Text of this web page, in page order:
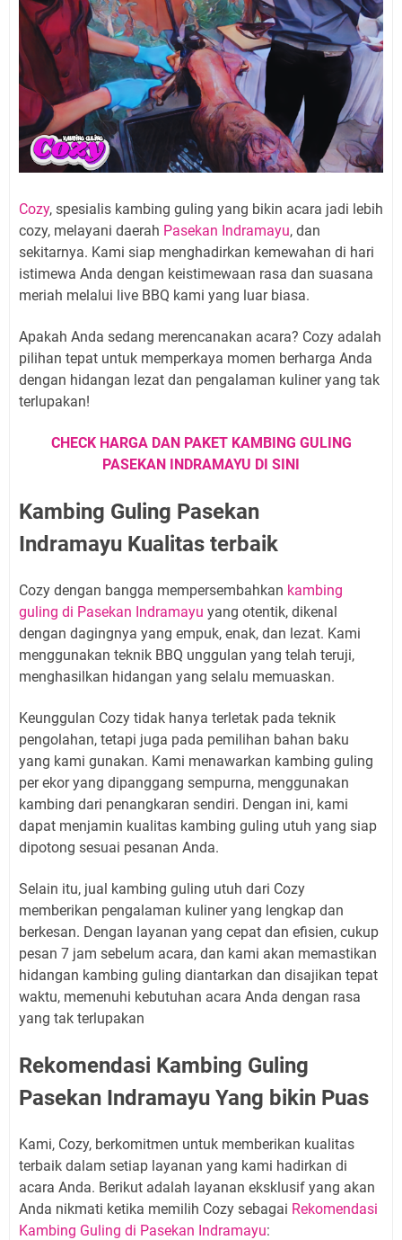
Cozy, spesialis kambing guling yang bikin acara jadi lebih
cozy, melayani daerah Pasekan Indramayu, dan
sekitarnya. Kami siap menghadirkan kemewahan di hari
istimewa Anda dengan keistimewaan rasa dan suasana
meriah melalui live BBQ kami yang luar biasa.
Apakah Anda sedang merencanakan acara? Cozy adalah
pilihan tepat untuk memperkaya momen berharga Anda
dengan hidangan lezat dan pengalaman kuliner yang tak
terlupakan!
CHECK HARGA DAN PAKET KAMBING GULING
PASEKAN INDRAMAYU DI SINI
Kambing Guling Pasekan
Indramayu Kualitas terbaik
Cozy dengan bangga mempersembahkan kambing
guling di Pasekan Indramayu yang otentik, dikenal
dengan dagingnya yang empuk, enak, dan lezat. Kami
menggunakan teknik BBQ unggulan yang telah teruji,
menghasilkan hidangan yang selalu memuaskan.
Keunggulan Cozy tidak hanya terletak pada teknik
pengolahan, tetapi juga pada pemilihan bahan baku
yang kami gunakan. Kami menawarkan kambing guling
per ekor yang dipanggang sempurna, menggunakan
kambing dari penangkaran sendiri. Dengan ini, kami
dapat menjamin kualitas kambing guling utuh yang siap
dipotong sesuai pesanan Anda.
Selain itu, jual kambing guling utuh dari Cozy
memberikan pengalaman kuliner yang lengkap dan
berkesan. Dengan layanan yang cepat dan efisien, cukup
pesan 7 jam sebelum acara, dan kami akan memastikan
hidangan kambing guling diantarkan dan disajikan tepat
waktu, memenuhi kebutuhan acara Anda dengan rasa
yang tak terlupakan
Rekomendasi Kambing Guling
Pasekan Indramayu Yang bikin Puas
Kami, Cozy, berkomitmen untuk memberikan kualitas
terbaik dalam setiap layanan yang kami hadirkan di
acara Anda. Berikut adalah layanan eksklusif yang akan
Anda nikmati ketika memilih Cozy sebagai Rekomendasi
Kambing Guling di Pasekan Indramayu: